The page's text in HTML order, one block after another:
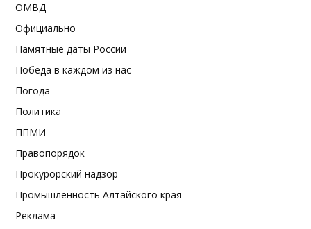
ОМВД
Официально
Памятные даты России
Победа в каждом из нас
Погода
Политика
ППМИ
Правопорядок
Прокурорский надзор
Промышленность Алтайского края
Реклама